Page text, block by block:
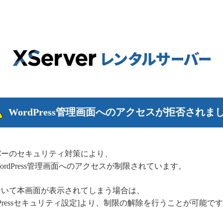
WordPress管理画面へのアクセスが拒否されま
のセキュリティ対策により、
管理画面へのアクセスが制限されています。
て本画面が表示されてしまう場合は、
セキュリティ設定]より、制限の解除を行うことが可能です